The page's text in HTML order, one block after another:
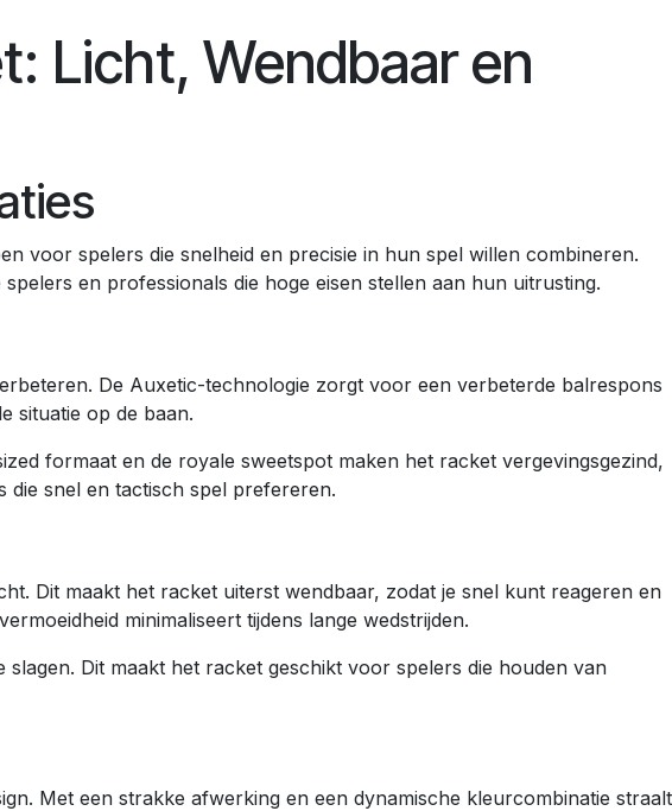
Licht, Wendbaar en
voor spelers die snelheid en precisie in hun spel willen combineren.
en professionals die hoge eisen stellen aan hun uitrusting.
De Auxetic-technologie zorgt voor een verbeterde balrespons
situatie op de baan.
formaat en de royale sweetspot maken het racket vergevingsgezind,
snel en tactisch spel prefereren.
Dit maakt het racket uiterst wendbaar, zodat je snel kunt reageren en
minimaliseert tijdens lange wedstrijden.
Dit maakt het racket geschikt voor spelers die houden van
Met een strakke afwerking en een dynamische kleurcombinatie straalt